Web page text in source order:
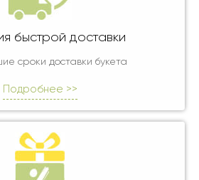
быстрой доставки
сроки доставки букета
Подробнее >>